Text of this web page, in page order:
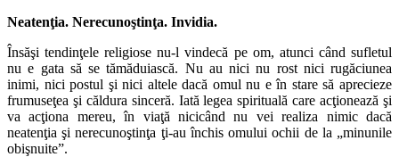
Neatenţia. Nerecunoştinţa. Invidia.
Însăşi tendinţele religiose nu-l vindecă pe om, atunci când sufletul
nu e gata să se tămăduiască. Nu au nici nu rost nici rugăciunea
inimi, nici postul şi nici altele dacă omul nu e în stare să aprecieze
frumuseţea şi căldura sinceră. Iată legea spirituală care acţionează şi
va acţiona mereu, în viaţă nicicând nu vei realiza nimic dacă
neatenţia şi nerecunoştinţa ţi-au închis omului ochii de la „minunile
obişnuite”.